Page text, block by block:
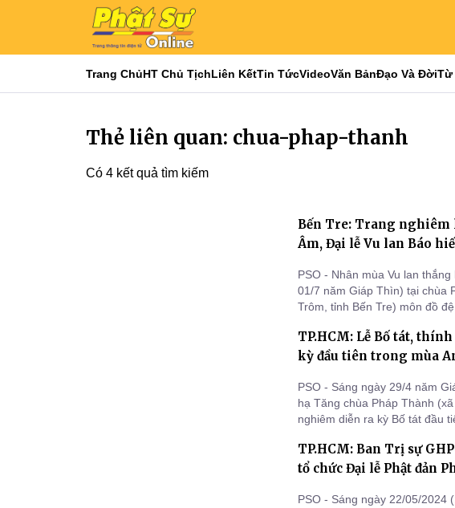
Trang ChủHT Chủ TịchLiên KếtTin TứcVideoVăn BảnĐạo Và ĐờiTừ
Thẻ liên quan: chua-phap-thanh
Có 4 kết quả tìm kiếm
Bến Tre: Trang nghiêm
Âm, Đại lễ Vu lan Báo
PSO - Nhân mùa Vu lan
01/7 năm Giáp Thìn) tại chùa
Trôm, tỉnh Bến Tre) môn đồ
chư Tăng trường hạ thiền
vị tượng Bồ-
TP.HCM: Lễ Bố tát,
kỳ đầu tiên trong mùa
PSO - Sáng ngày 29/4 năm
hạ Tăng chùa Pháp Thành
nghiêm diễn ra kỳ Bố tát đầu
TP.HCM: Ban Trị sự
tổ chức Đại lễ Phật đản
PSO - Sáng ngày 22/05/2024